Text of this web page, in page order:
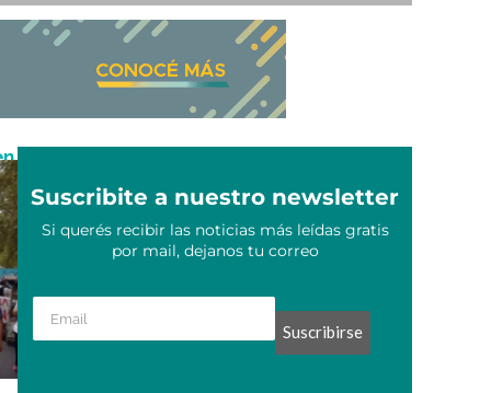
Suscribite a nuestro newsletter
Si querés recibir las noticias más leídas gratis
por mail, dejanos tu correo
Suscribirse